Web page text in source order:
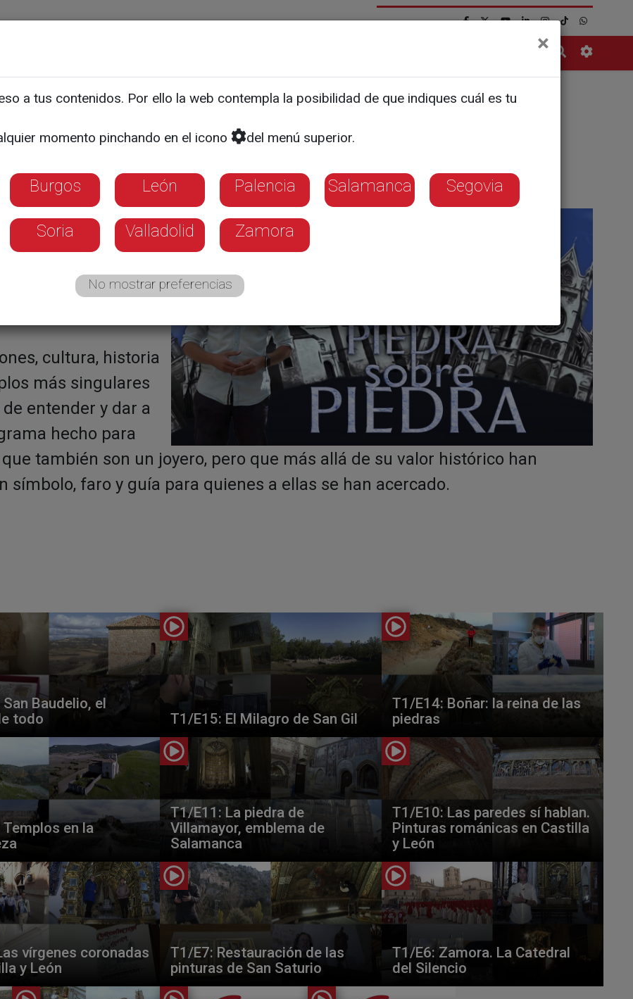
cultura, historia
más singulares
entender y dar a
hecho para
también son un joyero, pero que más allá de su valor histórico han
faro y guía para quienes a ellas se han acercado.
Baudelio, el
todo
T1/E15: El Milagro de San Gil
T1/E14: Boñar: la reina de las
piedras
en la
T1/E11: La piedra de
Villamayor, emblema de
Salamanca
T1/E10: Las paredes sí hablan.
Pinturas románicas en Castilla
y León
vírgenes coronadas
y León
T1/E7: Restauración de las
pinturas de San Saturio
T1/E6: Zamora. La Catedral
del Silencio
×
a tus contenidos. Por ello la web contempla la posibilidad de que indiques cuál es tu
momento pinchando en el icono
del menú superior.
Burgos León Palencia Salamanca Segovia
Soria Valladolid Zamora
No mostrar preferencias